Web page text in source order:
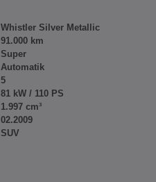
Whistler Silver Metallic
91.000 km
Super
Automatik
5
81 kW / 110 PS
1.997 cm³
02.2009
SUV